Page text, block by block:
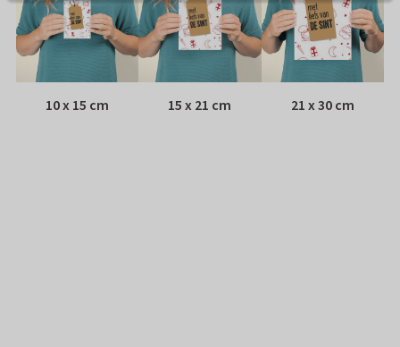
10 x 15 cm 15 x 21 cm 21 x 30 cm